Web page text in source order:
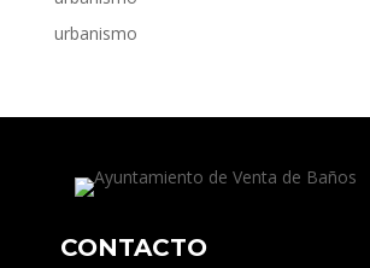
urbanismo
CONTACTO